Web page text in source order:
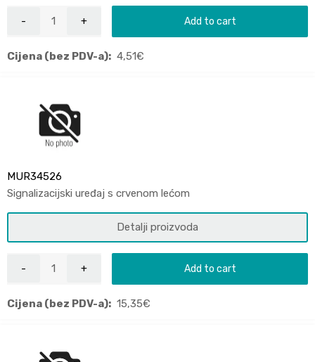
Add to cart
Cijena (bez PDV-a): 4,51€
MUR34526
Signalizacijski uređaj s crvenom lećom
Detalji proizvoda
Add to cart
Cijena (bez PDV-a): 15,35€